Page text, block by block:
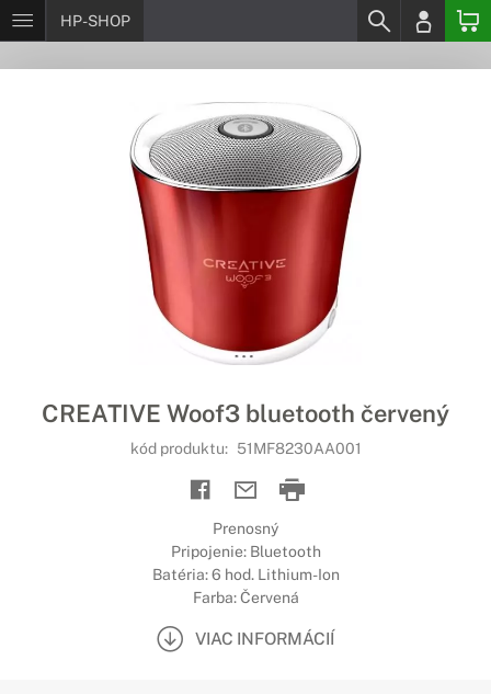
HP-SHOP
CREATIVE Woof3 bluetooth červený
kód produktu: 51MF8230AA001
Prenosný
Pripojenie: Bluetooth
Batéria: 6 hod. Lithium-Ion
Farba: Červená
VIAC INFORMÁCIÍ